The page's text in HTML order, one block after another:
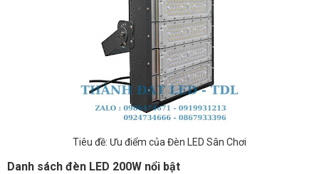
Tiêu đề: Ưu điểm của Đèn LED Sân Chơi
Danh sách đèn LED 200W nổi bật